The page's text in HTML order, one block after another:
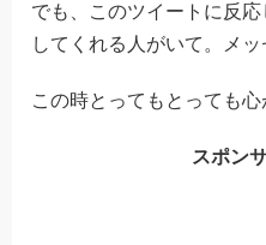
でも、このツイートに反
してくれる人がいて。メ
この時とってもとっても心
スポン